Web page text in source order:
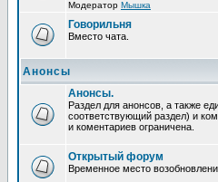
Модератор Мышка
Говорильня
Вместо чата.
Анонсы
Анонсы.
Раздел для анонсов, а также
соответствующий раздел) и
и коментариев ограничена.
Открытый форум
Временное место